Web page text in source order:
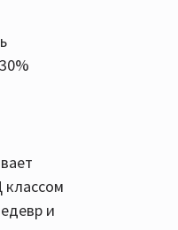
классом
и